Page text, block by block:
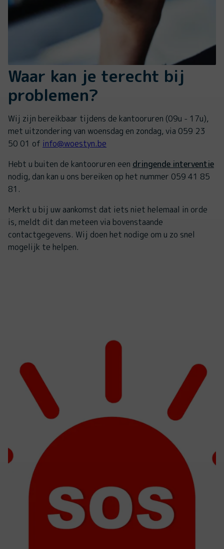
Waar kan je terecht bij
problemen?
Wij zijn bereikbaar tijdens de kantooruren (09u - 17u),
met uitzondering van woensdag en zondag, via 059 23
50 01 of info@woestyn.be
Hebt u buiten de kantooruren een dringende interventie
nodig, dan kan u ons bereiken op het nummer 059 41 85
81.
Merkt u bij uw aankomst dat iets niet helemaal in orde
is, meldt dit dan meteen via bovenstaande
contactgegevens. Wij doen het nodige om u zo snel
mogelijk te helpen.